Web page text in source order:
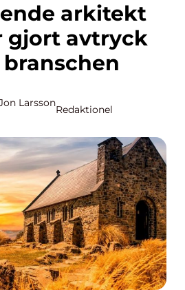
arkitekt
gjort avtryck
Larsson
Redaktionel